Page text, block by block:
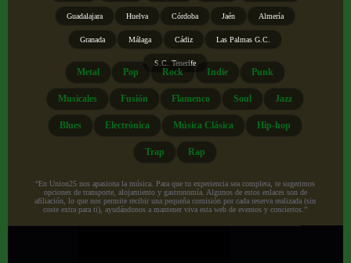
Guadalajara Huelva Córdoba Jaén Almería
Granada Málaga Cádiz Las Palmas G.C.
S.C. Tenerife
Metal Pop Rock Indie Punk
Musicales Fusión Flamenco Soul Jazz
Blues Electrónica Música Clásica Hip-hop
Trap Rap
“En Union25 nos apasiona la música. Para que tu experiencia sea completa, te sugerimos
opciones de transporte, alojamiento y gastronomía. Algunos de estos enlaces son de
afiliación, lo que nos permite recibir una pequeña comisión por cada reserva realizada (sin
coste extra para ti), ayudándonos a mantener viva esta web de eventos y conciertos.”